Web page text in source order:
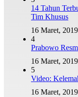
14 Tahun
Tim Khusus
16 Maret, 2019
4
Prabowo
16 Maret, 2019
5
Video:
16 Maret, 2019